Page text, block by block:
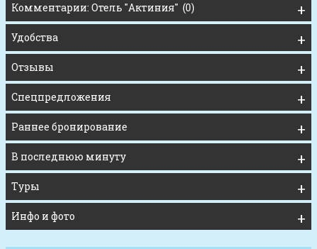
Комментарии: Отель "Актиния" (0)
Удобства
Отзывы
Спецпредложения
Раннее бронирование
В последнюю минуту
Туры
Инфо и фото